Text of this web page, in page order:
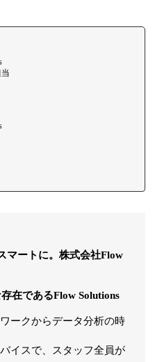
マートに。株式会社Flow
在であるFlow Solutions
ークからデータ分析の時
バイスで、スタッフ全員が